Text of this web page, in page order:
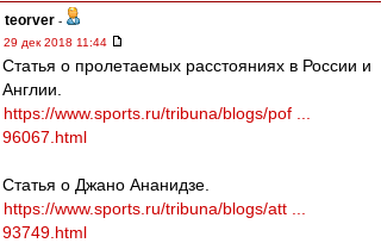
teorver -
29 дек 2018 11:44
Статья о пролетаемых расстояниях в России и
Англии.
https://www.sports.ru/tribuna/blogs/pof ...
96067.html
Статья о Джано Ананидзе.
https://www.sports.ru/tribuna/blogs/att ...
93749.html